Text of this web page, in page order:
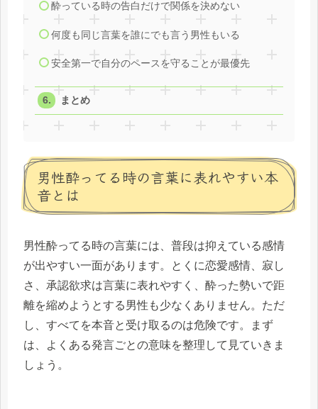
酔っている時の告白だけで関係を決めない
何度も同じ言葉を誰にでも言う男性もいる
安全第一で自分のペースを守ることが最優先
まとめ
男性酔ってる時の言葉に表れやすい本
音とは
男性酔ってる時の言葉には、普段は抑えている感情
が出やすい一面があります。とくに恋愛感情、寂し
さ、承認欲求は言葉に表れやすく、酔った勢いで距
離を縮めようとする男性も少なくありません。ただ
し、すべてを本音と受け取るのは危険です。まず
は、よくある発言ごとの意味を整理して見ていきま
しょう。